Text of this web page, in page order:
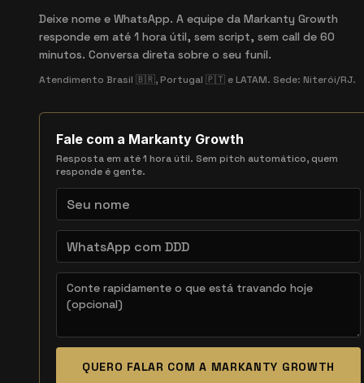
Deixe nome e WhatsApp. A equipe da Markanty Growth
responde em até 1 hora útil, sem script, sem call de 60
minutos. Conversa direta sobre o seu funil.
Atendimento Brasil 🇧🇷, Portugal 🇵🇹 e LATAM. Sede: Niterói/RJ.
Fale com a Markanty Growth
Resposta em até 1 hora útil. Sem pitch automático, quem
responde é gente.
QUERO FALAR COM A MARKANTY GROWTH